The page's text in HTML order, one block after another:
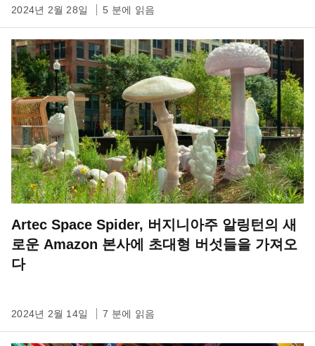
2024년 2월 28일 5 분에 읽음
Artec Space Spider, 버지니아주 알링턴의 새
로운 Amazon 본사에 초대형 버섯들을 가져오
다
2024년 2월 14일 7 분에 읽음